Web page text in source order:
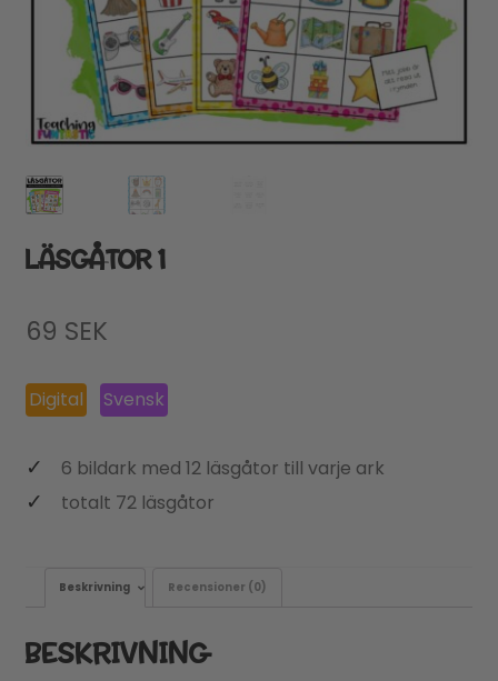
LÄSGÅTOR 1
69 SEK
Digital Svensk
6 bildark med 12 läsgåtor till varje ark
totalt 72 läsgåtor
Beskrivning Recensioner (0)
BESKRIVNING